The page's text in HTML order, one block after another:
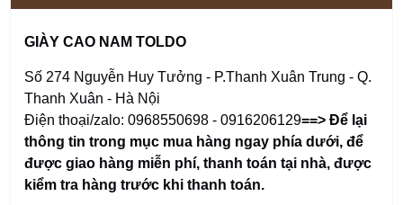
GIÀY CAO NAM TOLDO
Số 274 Nguyễn Huy Tưởng - P.Thanh Xuân Trung - Q.
Thanh Xuân - Hà Nội
Điện thoại/zalo: 0968550698 - 0916206129==> Để lại
thông tin trong mục mua hàng ngay phía dưới,để
được giao hàng miễn phí, thanh toán tại nhà, được
kiểm tra hàng trước khi thanh toán.